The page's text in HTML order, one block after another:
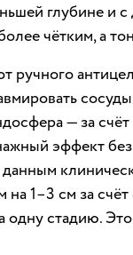
глубине и
чётким, а
ручного
— за
эффект
1–3 см за
стадию.